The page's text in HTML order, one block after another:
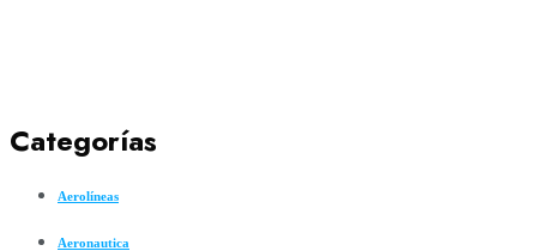
Categorías
Aerolíneas
Aeronautica